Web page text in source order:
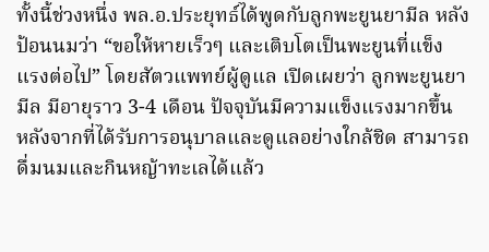
ทั้งนี้ช่วงหนึ่ง พล.อ.ประยุทธ์ได้พูดกับลูกพะยูนยามีล หลัง
ป้อนนมว่า “ขอให้หายเร็วๆ และเติบโตเป็นพะยูนที่แข็ง
แรงต่อไป” โดยสัตวแพทย์ผู้ดูแล เปิดเผยว่า ลูกพะยูนยา
มีล มีอายุราว 3-4 เดือน ปัจจุบันมีความแข็งแรงมากขึ้น
หลังจากที่ได้รับการอนุบาลและดูแลอย่างใกล้ชิด สามารถ
ดื่มนมและกินหญ้าทะเลได้แล้ว